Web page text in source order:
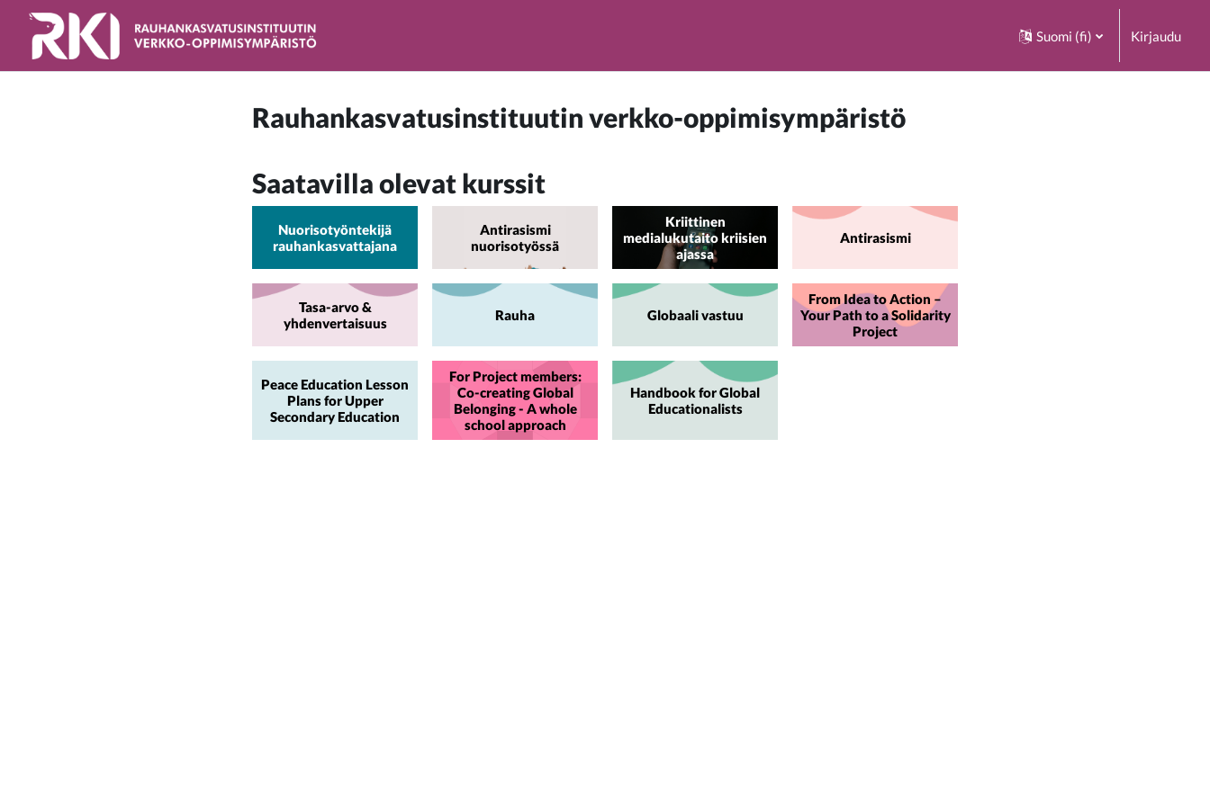
Siirry pääsisältöön
Suomi ‎(fi)‎
Kirjaudu
Rauhankasvatusinstituutin verkko-oppimisympäristö
Saatavilla olevat kurssit
Nuorisotyöntekijä
rauhankasvattajana
Antirasismi
nuorisotyössä
Kriittinen
medialukutaito kriisien
ajassa
Antirasismi
Tasa-arvo &
yhdenvertaisuus
Rauha Globaali vastuu
From Idea to Action –
Your Path to a Solidarity
Project
Peace Education Lesson
Plans for Upper
Secondary Education
For Project members:
Co-creating Global
Belonging - A whole
school approach
Handbook for Global
Educationalists